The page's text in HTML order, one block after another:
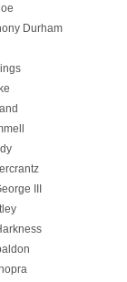
Durham
III